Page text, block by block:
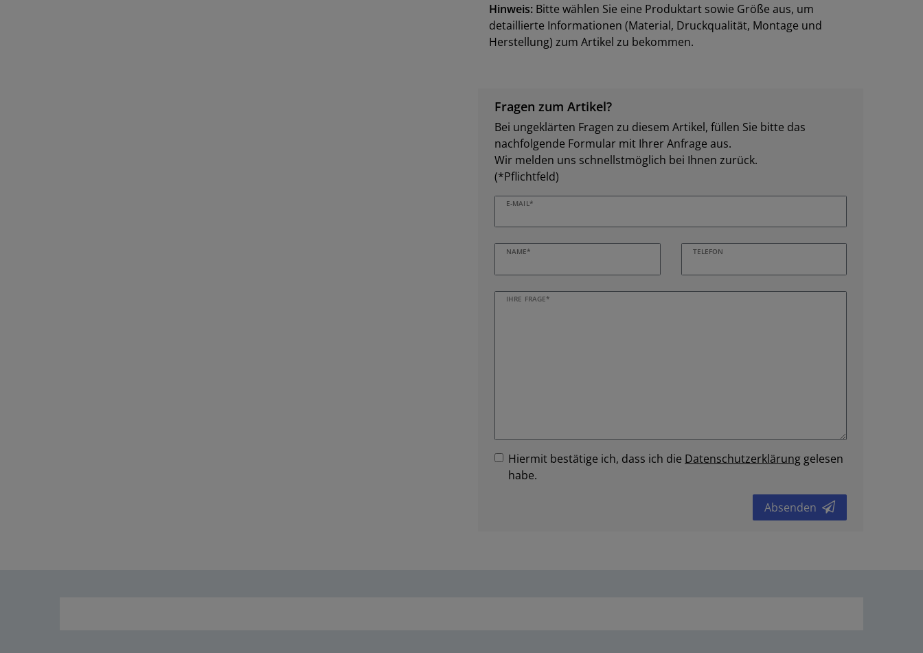
Hinweis: Bitte wählen Sie eine Produktart sowie Größe aus, um
detaillierte Informationen (Material, Druckqualität, Montage und
Herstellung) zum Artikel zu bekommen.
Fragen zum Artikel?
Bei ungeklärten Fragen zu diesem Artikel, füllen Sie bitte das
nachfolgende Formular mit Ihrer Anfrage aus.
Wir melden uns schnellstmöglich bei Ihnen zurück.
(*Pflichtfeld)
E-MAIL*
NAME* TELEFON
IHRE FRAGE*
Hiermit bestätige ich, dass ich die Daten­schutz­erklärung gelesen
habe.
Absenden